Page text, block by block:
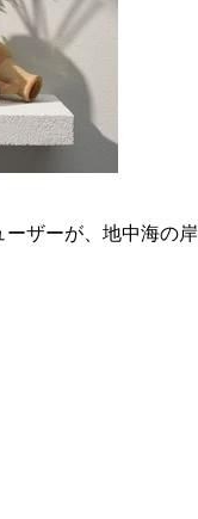
ザーが、地中海の岸